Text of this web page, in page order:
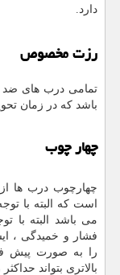
دارد.
رزت مخصوص
تمامی درب های
باشد که در زمان
چهار چوب
فشار و خمیدگی ،
را به صورت پیش
بالاتری بتواند